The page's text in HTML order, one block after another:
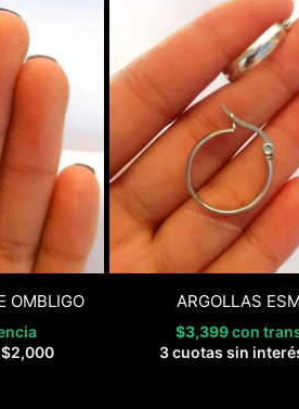
OMBLIGO
$2,000
ARGOLLAS
$3,399con
3 cuotas sin